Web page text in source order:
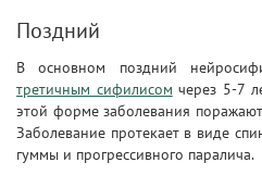
Поздний
В основном поздний
третичным сифилисом через 5-7
этой форме заболевания
Заболевание протекает в виде
гуммы и прогрессивного паралича.